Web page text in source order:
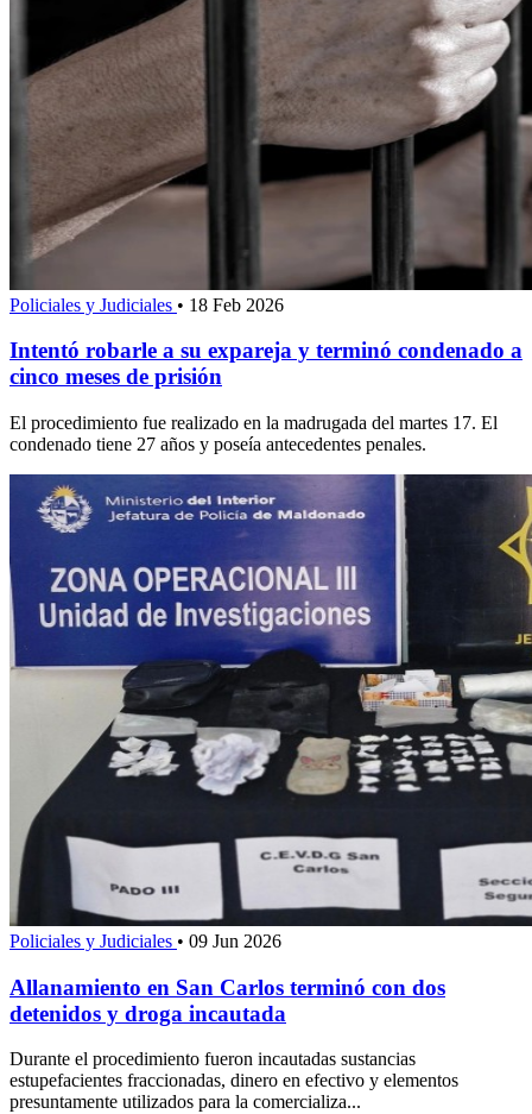
Policiales y Judiciales • 18 Feb 2026
Intentó robarle a su expareja y terminó condenado a
cinco meses de prisión
El procedimiento fue realizado en la madrugada del martes 17. El
condenado tiene 27 años y poseía antecedentes penales.
Policiales y Judiciales • 09 Jun 2026
Allanamiento en San Carlos terminó con dos
detenidos y droga incautada
Durante el procedimiento fueron incautadas sustancias
estupefacientes fraccionadas, dinero en efectivo y elementos
presuntamente utilizados para la comercializa...